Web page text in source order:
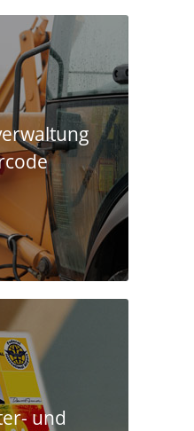
und